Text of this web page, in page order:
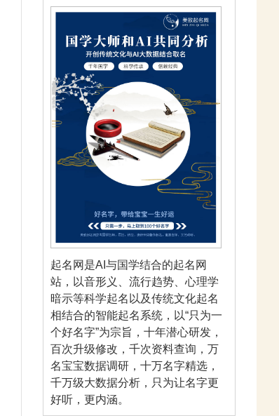
起名网是AI与国学结合的起名网
站，以音形义、流行趋势、心理学
暗示等科学起名以及传统文化起名
相结合的智能起名系统，以“只为一
个好名字”为宗旨，十年潜心研发，
百次升级修改，千次资料查询，万
名宝宝数据调研，十万名字精选，
千万级大数据分析，只为让名字更
好听，更内涵。